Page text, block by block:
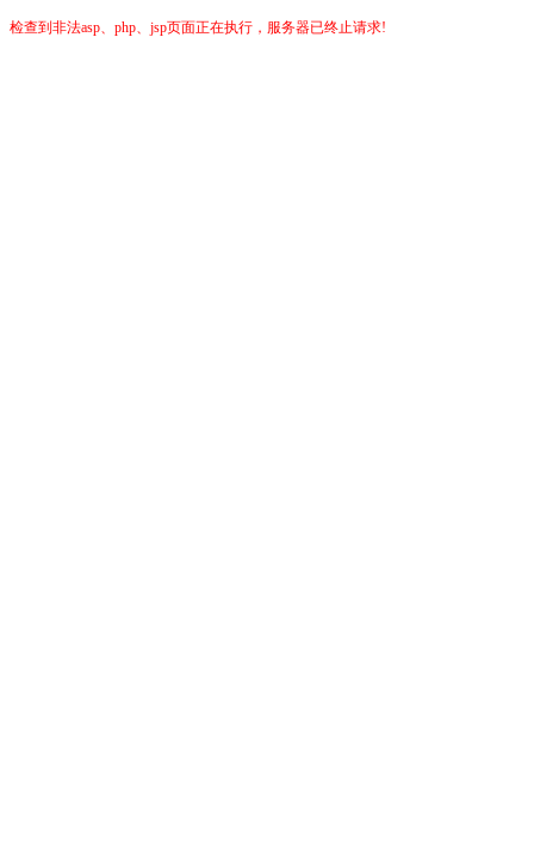
检查到非法asp、php、jsp页面正在执行，服务器已终止请求!